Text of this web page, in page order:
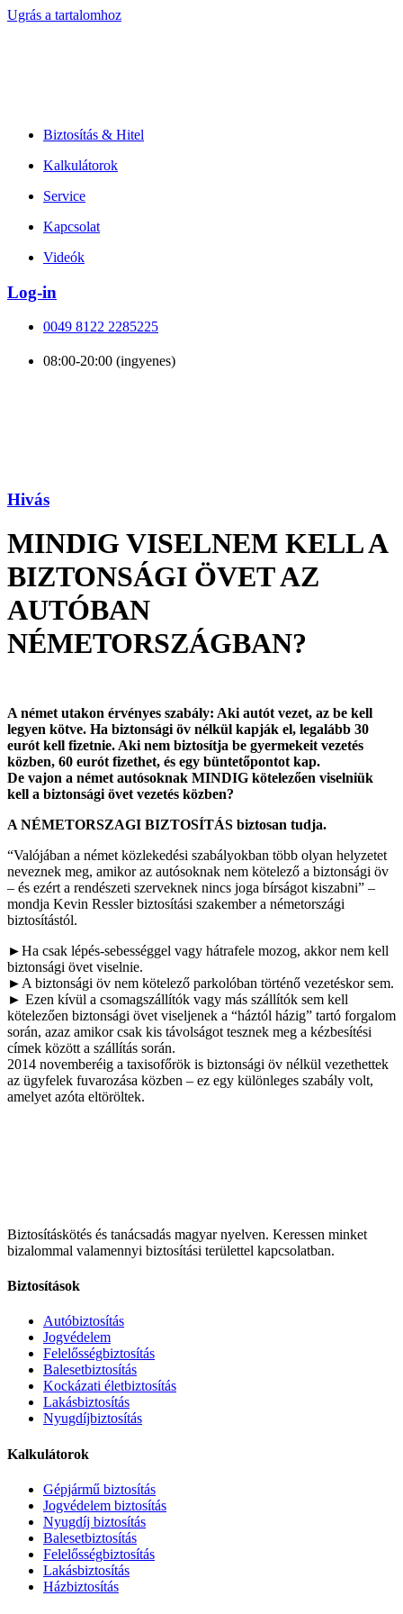
Ugrás a tartalomhoz
Biztosítás & Hitel
Kalkulátorok
Service
Kapcsolat
Videók
Log-in
0049 8122 2285225
08:00-20:00 (ingyenes)
Hivás
MINDIG VISELNEM KELL A
BIZTONSÁGI ÖVET AZ
AUTÓBAN
NÉMETORSZÁGBAN?
A német utakon érvényes szabály: Aki autót vezet, az be kell
legyen kötve. Ha biztonsági öv nélkül kapják el, legalább 30
eurót kell fizetnie. Aki nem biztosítja be gyermekeit vezetés
közben, 60 eurót fizethet, és egy büntetőpontot kap.
De vajon a német autósoknak MINDIG kötelezően viselniük
kell a biztonsági övet vezetés közben?
A NÉMETORSZAGI BIZTOSÍTÁS biztosan tudja.
“Valójában a német közlekedési szabályokban több olyan helyzetet
neveznek meg, amikor az autósoknak nem kötelező a biztonsági öv
– és ezért a rendészeti szerveknek nincs joga bírságot kiszabni” –
mondja Kevin Ressler biztosítási szakember a németországi
biztosítástól.
►Ha csak lépés-sebességgel vagy hátrafele mozog, akkor nem kell
biztonsági övet viselnie.
►A biztonsági öv nem kötelező parkolóban történő vezetéskor sem.
► Ezen kívül a csomagszállítók vagy más szállítók sem kell
kötelezően biztonsági övet viseljenek a “háztól házig” tartó forgalom
során, azaz amikor csak kis távolságot tesznek meg a kézbesítési
címek között a szállítás során.
2014 novemberéig a taxisofőrök is biztonsági öv nélkül vezethettek
az ügyfelek fuvarozása közben – ez egy különleges szabály volt,
amelyet azóta eltöröltek.
Biztosításkötés és tanácsadás magyar nyelven. Keressen minket
bizalommal valamennyi biztosítási területtel kapcsolatban.
Biztosítások
Autóbiztosítás
Jogvédelem
Felelősségbiztosítás
Balesetbiztosítás
Kockázati életbiztosítás
Lakásbiztosítás
Nyugdíjbiztosítás
Kalkulátorok
Gépjármű biztosítás
Jogvédelem biztosítás
Nyugdíj biztosítás
Balesetbiztosítás
Felelősségbiztosítás
Lakásbiztosítás
Házbiztosítás